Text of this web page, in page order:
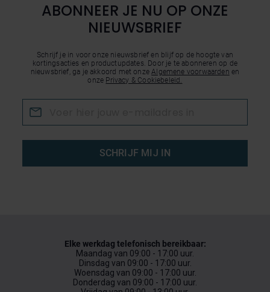
ABONNEER JE NU OP ONZE
NIEUWSBRIEF
Schrijf je in voor onze nieuwsbrief en blijf op de hoogte van
kortingsacties en productupdates. Door je te abonneren op de
nieuwsbrief, ga je akkoord met onzeAlgemene voorwaarden en
onze Privacy & Cookiebeleid.
SCHRIJF MIJ IN
Elke werkdag telefonisch bereikbaar:
Maandag van 09:00 - 17:00 uur.
Dinsdag van 09:00 - 17:00 uur.
Woensdag van 09:00 - 17:00 uur.
Donderdag van 09:00 - 17:00 uur.